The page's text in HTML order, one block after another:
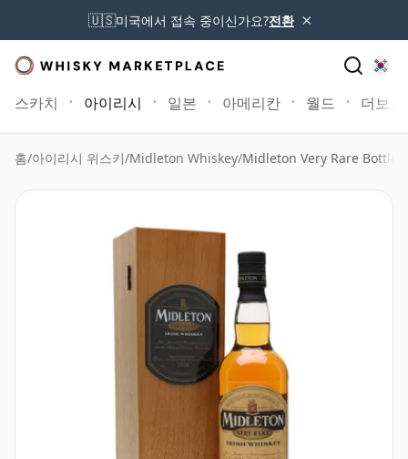
🇺🇸미국에서 접속 중이신가요?전환 ×
스카치 아이리시 일본 아메리칸 월드 더보기
홈/아이리시 위스키/Midleton Whiskey/Midleton Very Rare